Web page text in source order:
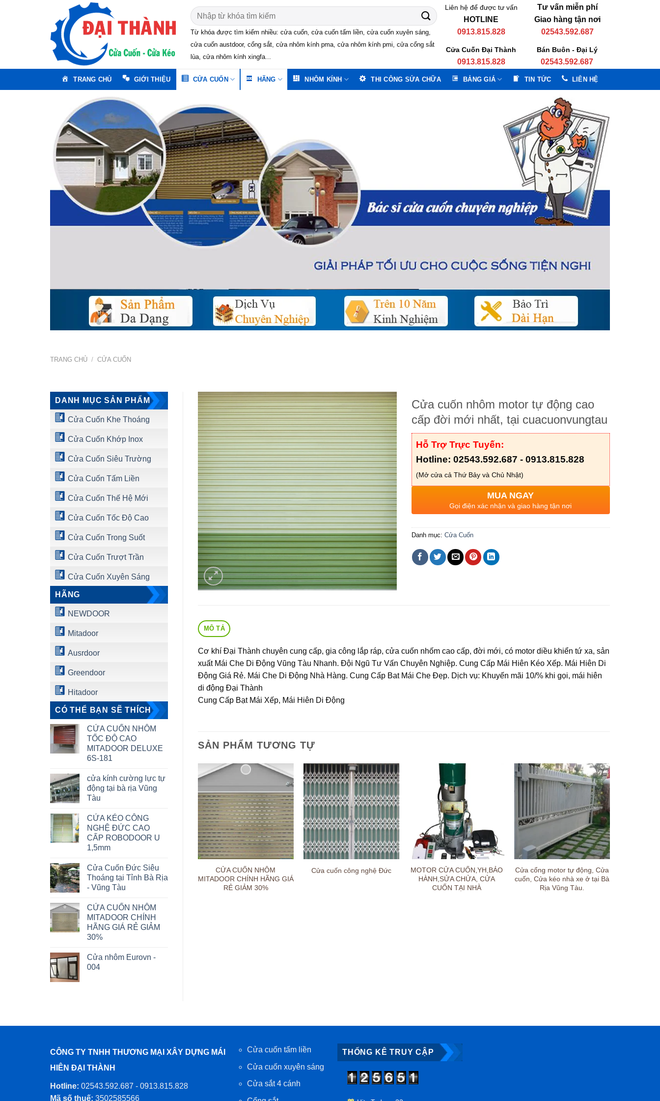
Tìm
kiếm:
Từ khóa được tìm kiếm nhiều: cửa cuốn, cửa cuốn tấm liền, cửa cuốn xuyên sáng,
cửa cuốn austdoor, cổng sắt, cửa nhôm kính pma, cửa nhôm kính pmi, cửa cổng sắt
lùa, cửa nhôm kính xingfa...
Liên hệ để được tư vấn
HOTLINE
0913.815.828
Tư vấn miễn phí
Giao hàng tận nơi
02543.592.687
Cửa Cuốn Đại Thành
0913.815.828
Bán Buôn - Đại Lý
02543.592.687
TRANG CHỦ GIỚI THIỆU CỬA CUỐN HÃNG NHÔM KÍNH THI CÔNG SỬA CHỮA BẢNG GIÁ TIN TỨC LIÊN HỆ
TRANG CHỦ / CỬA CUỐN
DANH MỤC SẢN PHẨM
Cửa Cuốn Khe Thoáng
Cửa Cuốn Khớp Inox
Cửa Cuốn Siêu Trường
Cửa Cuốn Tấm Liền
Cửa Cuốn Thế Hệ Mới
Cửa Cuốn Tốc Độ Cao
Cửa Cuốn Trong Suốt
Cửa Cuốn Trượt Trần
Cửa Cuốn Xuyên Sáng
HÃNG
NEWDOOR
Mitadoor
Ausrdoor
Greendoor
Hitadoor
CÓ THỂ BẠN SẼ THÍCH
CỬA CUỐN NHÔM
TỐC ĐỘ CAO
MITADOOR DELUXE
6S-181
cửa kính cường lực tự
động tại bà rịa Vũng
Tàu
CỬA KÉO CÔNG
NGHỆ ĐỨC CAO
CẤP ROBODOOR U
1,5mm
Cửa Cuốn Đức Siêu
Thoáng tại Tỉnh Bà Rịa
- Vũng Tàu
CỬA CUỐN NHÔM
MITADOOR CHÍNH
HÃNG GIÁ RẺ GIẢM
30%
Cửa nhôm Eurovn -
004
Cửa cuốn nhôm motor tự động cao
cấp đời mới nhất, tại cuacuonvungtau
Hỗ Trợ Trực Tuyến:
Hotline: 02543.592.687 - 0913.815.828
(Mở cửa cả Thứ Bảy và Chủ Nhật)
MUA NGAY
Gọi điện xác nhận và giao hàng tận nơi
Danh mục: Cửa Cuốn
MÔ TẢ
Cơ khí Đại Thành chuyên cung cấp, gia công lắp ráp, cửa cuốn nhốm cao cấp, đời mới, có motor diều khiển tứ xa, sản
xuất Mái Che Di Động Vũng Tàu Nhanh. Đội Ngũ Tư Vấn Chuyên Nghiệp. Cung Cấp Mái Hiên Kéo Xếp. Mái Hiên Di
Động Giá Rẻ. Mái Che Di Động Nhà Hàng. Cung Cấp Bat Mái Che Đẹp. Dịch vụ: Khuyến mãi 10/% khi gọi, mái hiên
di động Đại Thành
Cung Cấp Bạt Mái Xếp, Mái Hiên Di Động
SẢN PHẨM TƯƠNG TỰ
CỬA CUỐN NHÔM
MITADOOR CHÍNH HÃNG GIÁ
RẺ GIẢM 30%
Cửa cuốn công nghệ Đức
MOTOR CỬA CUỐN,YH,BẢO
HÀNH,SỬA CHỬA, CỬA
CUỐN TẠI NHÀ
Cửa cổng motor tự động, Cửa
cuốn, Cửa kéo nhà xe ở tại Bà
Rịa Vũng Tàu.
cửa cuốn, cửa kéo – Bà
Tàu, giá rẻ, mái xếp
Cừa cuốn nhôm chống trộm,
tại Long Điền – Bà Rịa –
Thành Phố Vũng Tàu
CÔNG TY TNHH THƯƠNG MẠI XÂY DỰNG MÁI
HIÊN ĐẠI THÀNH
Hotline: 02543.592.687 - 0913.815.828
Mã số thuế: 3502585566
Cửa cuốn tấm liền
Cửa cuốn xuyên sáng
Cửa sắt 4 cánh
THỐNG KÊ TRUY CẬP